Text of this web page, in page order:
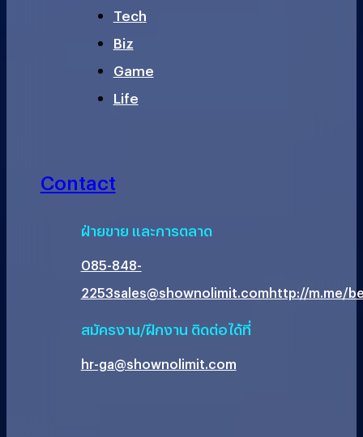
Tech
Biz
Game
Life
Contact
ฝ่ายขาย และการตลาด
085-848-
2253sales@shownolimit.comhttp://m.me/
สมัครงาน/ฝึกงาน ติดต่อได้ที่
hr-ga@shownolimit.com